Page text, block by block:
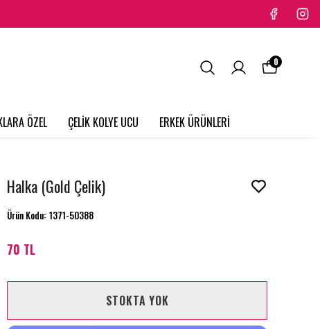
ÖZEL ÇELİK KOLYE UCU ERKEK ÜRÜNLERİ
0
Halka (Gold Çelik)
Ürün Kodu: 1371-50388
70 TL
STOKTA YOK